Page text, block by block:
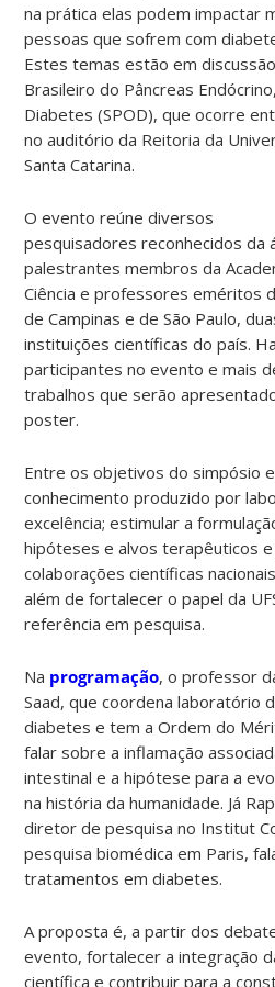
na prática elas podem impactar
pessoas que sofrem com
Estes temas estão em
Brasileiro do Pâncreas
Diabetes (SPOD), que ocorre
no auditório da Reitoria da
Santa Catarina.
O evento reúne diversos
pesquisadores reconhecidos da
palestrantes membros da
Ciência e professores eméritos
de Campinas e de São Paulo,
instituições científicas do país.
participantes no evento e mais
trabalhos que serão
poster.
Entre os objetivos do simpósio
conhecimento produzido por
excelência; estimular a
hipóteses e alvos terapêuticos
colaborações científicas
além de fortalecer o papel da
referência em pesquisa.
Na programação, o professor
Saad, que coordena laboratório
diabetes e tem a Ordem do
falar sobre a inflamação
intestinal e a hipótese para a
na história da humanidade. Já
diretor de pesquisa no Institut
pesquisa biomédica em Paris,
tratamentos em diabetes.
A proposta é, a partir dos
evento, fortalecer a integração
científica e contribuir para a